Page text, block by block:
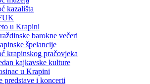
kazališta
u Krapini
barokne večeri
špelancije
krapinskog pračovjeka
kajkavske kulture
u Krapini
predstave i koncerti